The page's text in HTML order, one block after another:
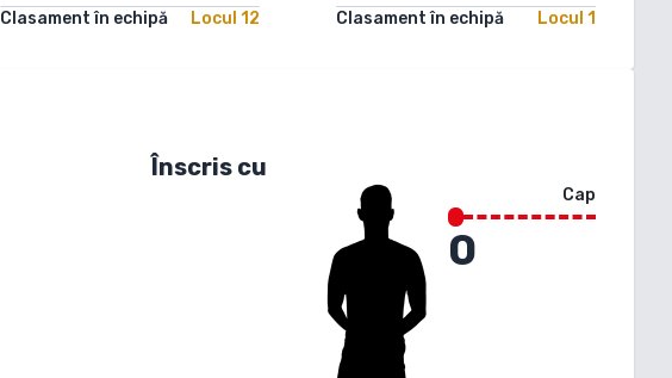
Clasament în echipă Locul 12 Clasament în echipă Locul 1
Înscris cu
Cap
0